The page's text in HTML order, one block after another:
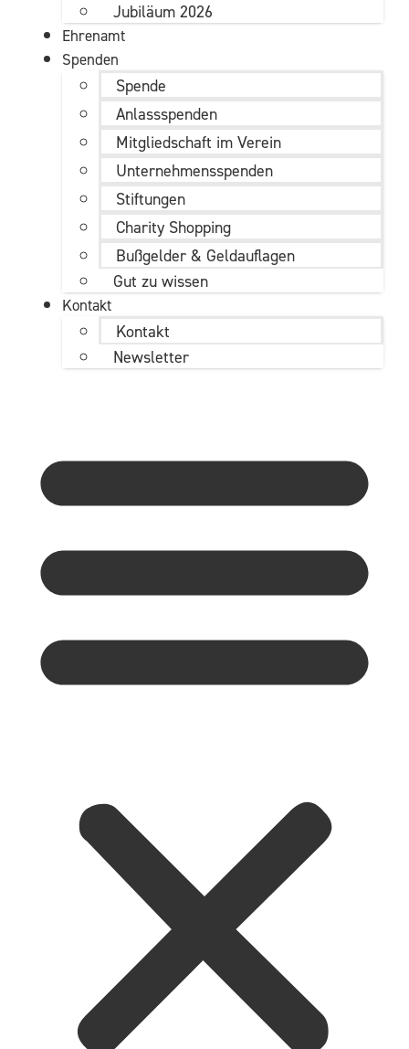
Jubiläum 2026
Ehrenamt
Spenden
Spende
Anlassspenden
Mitgliedschaft im Verein
Unternehmens­spenden
Stiftungen
Charity Shopping
Bußgelder & Geldauflagen
Gut zu wissen
Kontakt
Kontakt
Newsletter